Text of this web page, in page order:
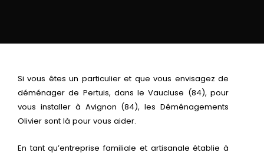
Si vous êtes un particulier et que vous envisagez de
déménager de Pertuis, dans le Vaucluse (84), pour
vous installer à Avignon (84), les Déménagements
Olivier sont là pour vous aider.
En tant qu’entreprise familiale et artisanale établie à